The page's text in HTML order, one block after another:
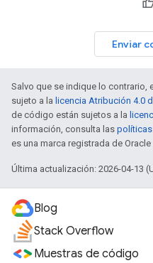
Enviar
Salvo que se indique lo contrario,
sujeto a la licencia Atribución 4.0
de código están sujetos a la
información, consulta las
es una marca registrada de
Última actualización: 2026-04-13
Blog
Stack Overflow
Muestras de código